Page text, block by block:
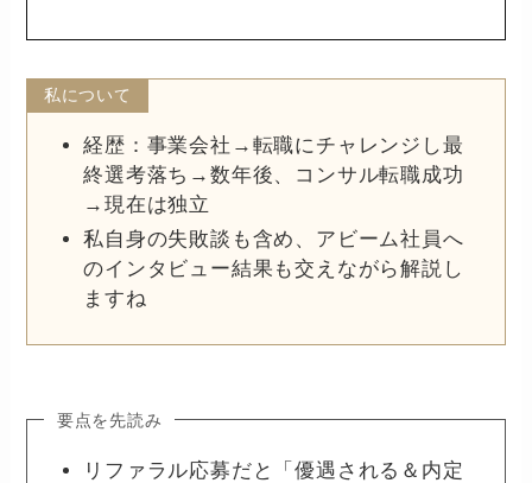
私について
経歴：事業会社→転職にチャレンジし最
終選考落ち→数年後、コンサル転職成功
→現在は独立
私自身の失敗談も含め、アビーム社員へ
のインタビュー結果も交えながら解説し
ますね
要点を先読み
リファラル応募だと「優遇される＆内定